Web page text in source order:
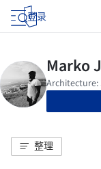
登录
整理